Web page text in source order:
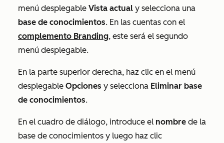
menú desplegable Vista actual y selecciona una
base de conocimientos. En las cuentas con el
complemento Branding, este será el segundo
menú desplegable.
En la parte superior derecha, haz clic en el menú
desplegable Opciones y selecciona Eliminar base
de conocimientos.
En el cuadro de diálogo, introduce el nombre de la
base de conocimientos y luego haz clic